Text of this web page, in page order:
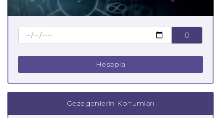
Hesapla
Gezegenlerin Konumları